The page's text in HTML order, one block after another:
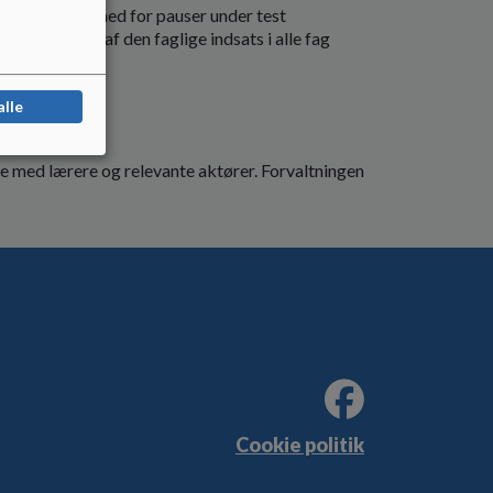
mulighed for pauser under test
som en del af den faglige indsats i alle fag
med lærere og relevante aktører. Forvaltningen
Cookie politik